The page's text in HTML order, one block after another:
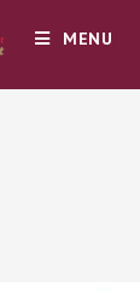
MENU